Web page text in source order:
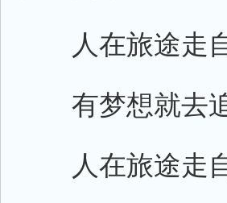
人在旅途走自
有梦想就去追
人在旅途走自